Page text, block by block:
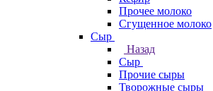
Прочее молоко
Сгущенное молоко
Сыр
Назад
Сыр
Прочие сыры
Творожные сыры